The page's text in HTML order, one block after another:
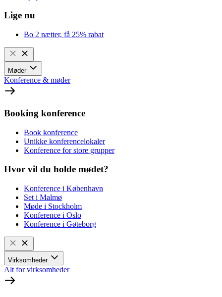
Lige nu
Bo 2 nætter, få 25% rabat
Møder
Konference & møder
Booking konference
Book konference
Unikke konferencelokaler
Konference for store grupper
Hvor vil du holde mødet?
Konference i København
Set i Malmø
Møde i Stockholm
Konference i Oslo
Konference i Gøteborg
Virksomheder
Alt for virksomheder